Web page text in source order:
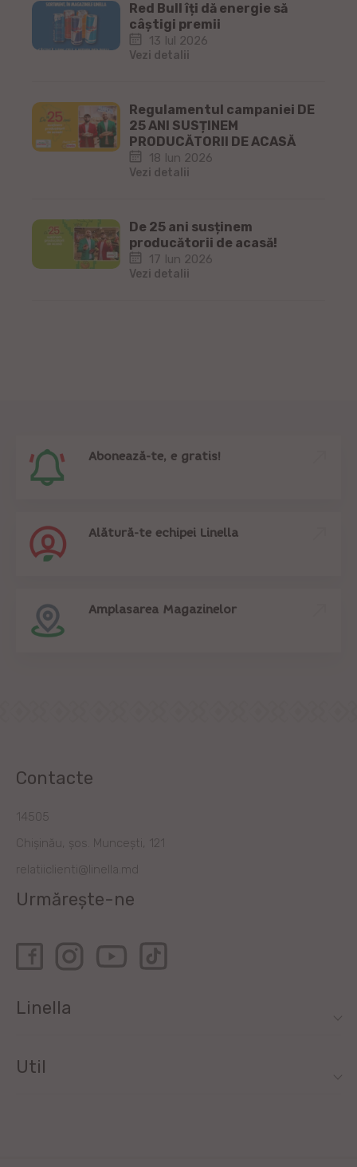
Red Bull îți dă energie să
câștigi premii
13 Iul 2026
Vezi detalii
Regulamentul campaniei DE
25 ANI SUSȚINEM
PRODUCĂTORII DE ACASĂ
18 Iun 2026
Vezi detalii
De 25 ani susținem
producătorii de acasă!
17 Iun 2026
Vezi detalii
Abonează-te, e gratis!
Alătură-te echipei Linella
Amplasarea Magazinelor
Contacte
14505
Chișinău, șos. Muncești, 121
relatiiclienti@linella.md
Urmărește-ne
Linella
Util